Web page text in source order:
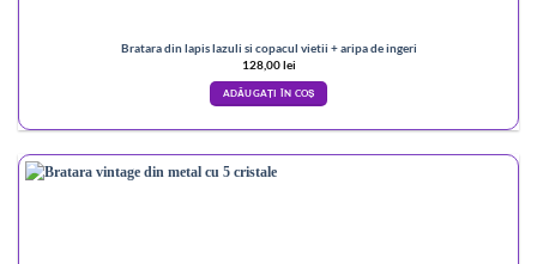
Bratara din lapis lazuli si copacul vietii + aripa de ingeri
128,00lei
ADĂUGAȚI ÎN COȘ